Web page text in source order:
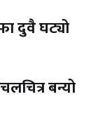
दुवै घट्यो
बन्यो